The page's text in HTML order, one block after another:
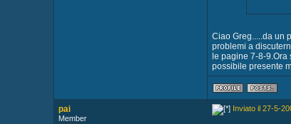
Ciao Greg.....da un
problemi a
le pagine 7-8-
possibile presente
pai
Member
Inviato il 27-5-